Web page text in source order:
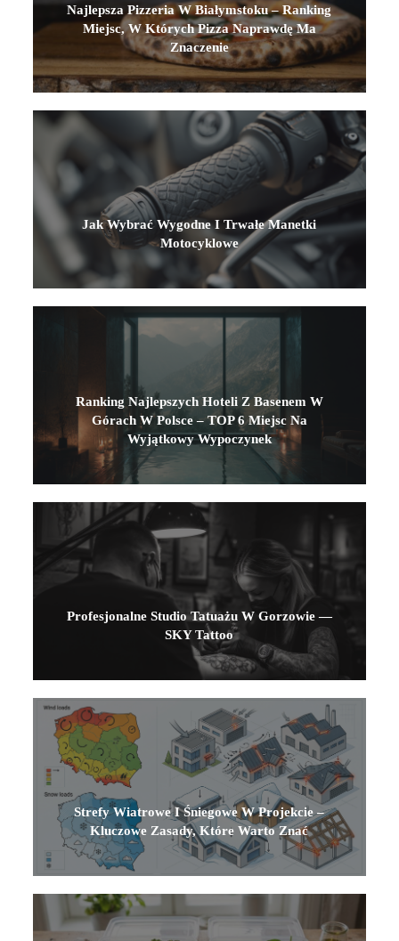
Najlepsza Pizzeria W Białymstoku – Ranking
Miejsc, W Których Pizza Naprawdę Ma
Znaczenie
Jak Wybrać Wygodne I Trwałe Manetki
Motocyklowe
Ranking Najlepszych Hoteli Z Basenem W
Górach W Polsce – TOP 6 Miejsc Na
Wyjątkowy Wypoczynek
Profesjonalne Studio Tatuażu W Gorzowie —
SKY Tattoo
Strefy Wiatrowe I Śniegowe W Projekcie –
Kluczowe Zasady, Które Warto Znać